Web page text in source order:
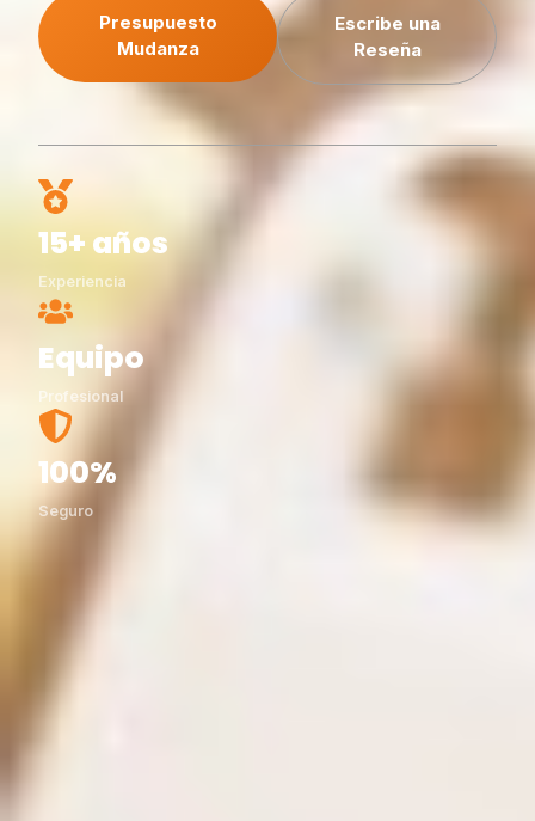
Presupuesto
Mudanza
Escribe una
Reseña
15+ años
Experiencia
Equipo
Profesional
100%
Seguro